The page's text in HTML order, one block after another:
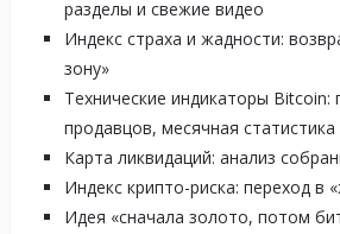
разделы и свежие видео
Индекс страха и жадности:
зону»
Технические индикаторы Bitcoin:
продавцов, месячная статистика
Карта ликвидаций: анализ
Индекс крипто-риска: переход в
Идея «сначала золото, потом